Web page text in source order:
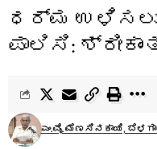
ಧರ್ಮ
ಪಾಲಿಸಿ:
ಎಂ.ವೈ. ಮೆಣಸಿನಕಾಯಿ,